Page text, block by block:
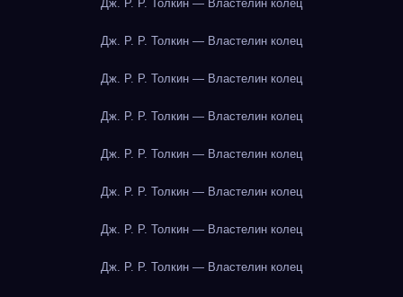
Дж. Р. Р. Толкин — Властелин колец
Дж. Р. Р. Толкин — Властелин колец
Дж. Р. Р. Толкин — Властелин колец
Дж. Р. Р. Толкин — Властелин колец
Дж. Р. Р. Толкин — Властелин колец
Дж. Р. Р. Толкин — Властелин колец
Дж. Р. Р. Толкин — Властелин колец
Дж. Р. Р. Толкин — Властелин колец